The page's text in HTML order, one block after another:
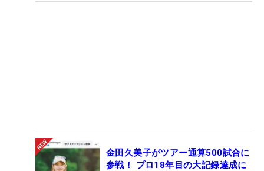
金田久美子がツアー通算500試合に
参戦！ プロ18年目の大記録達成に